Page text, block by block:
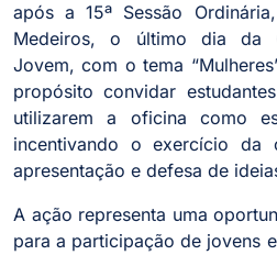
após a 15ª Sessão
Medeiros, o último dia da
Jovem, com o tema
propósito convidar
utilizarem a oficina como
incentivando o exercício da
apresentação e defesa de
A ação representa uma
para a participação de jovens